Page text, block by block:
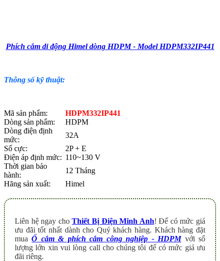
Phích cắm di động Himel dòng HDPM - Model HDPM332IP441
Thông số kỹ thuật:
Mã sản phẩm:
HDPM332IP441
Dòng sản phẩm:
HDPM
Dòng điện định
mức:
32A
Số cực:
2P + E
Điện áp định mức: 110~130 V
Thời gian bảo
hành:
12 Tháng
Hãng sản xuất:
Himel
Liên hệ ngay choThiết Bị Điện Minh Anh! Để có mức giá
ưu đãi tốt nhất dành cho Quý khách hàng. Khách hàng đặt
muaỔ cắm & phích cắm công nghiệp - HDPM với số
lượng lớn xin vui lòng call cho chúng tôi để có mức giá ưu
đãi riêng.